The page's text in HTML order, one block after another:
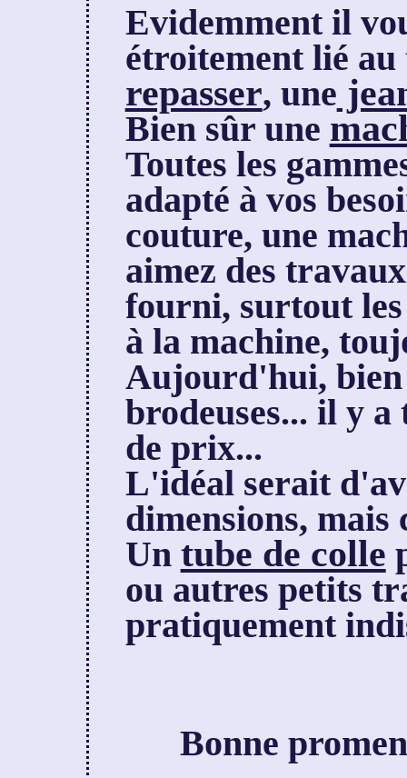
Evidemment il
étroitement lié
repasser, une
Bien sûr une
Toutes les
adapté à vos
couture, une
aimez des
fourni, surtout
à la machine,
Aujourd'hui, bien
brodeuses... il y a
de prix...
L'idéal serait
dimensions, mais
Un tube de colle
ou autres petits
pratiquement
Bonne